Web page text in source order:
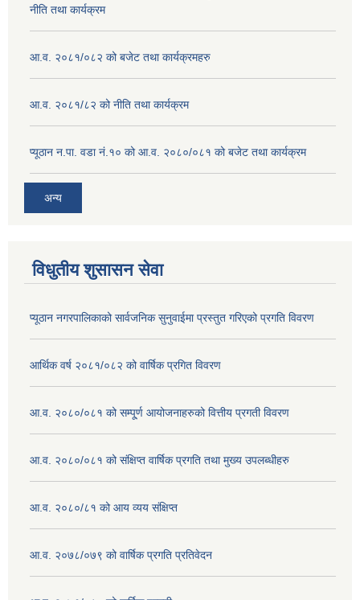
नीति तथा कार्यक्रम
आ.व. २०८१/०८२ को बजेट तथा कार्यक्रमहरु
आ.व. २०८१/८२ को नीति तथा कार्यक्रम
प्यूठान न.पा. वडा नं.१० को आ.व. २०८०/०८१ को बजेट तथा कार्यक्रम
अन्य
विधुतीय शुसासन सेवा
प्यूठान नगरपालिकाको सार्वजनिक सुनुवाईमा प्रस्तुत गरिएको प्रगति विवरण
आर्थिक वर्ष २०८१/०८२ को वार्षिक प्रगित विवरण
आ.व. २०८०/०८१ को सम्पू्र्ण आयोजनाहरुको वित्तीय प्रगती विवरण
आ.व. २०८०/०८१ को संक्षिप्त वार्षिक प्रगति तथा मुख्य उपलब्धीहरु
आ.व. २०८०/८१ को आय व्यय संक्षिप्त
आ.व. २०७८/०७९ को वार्षिक प्रगति प्रतिवेदन